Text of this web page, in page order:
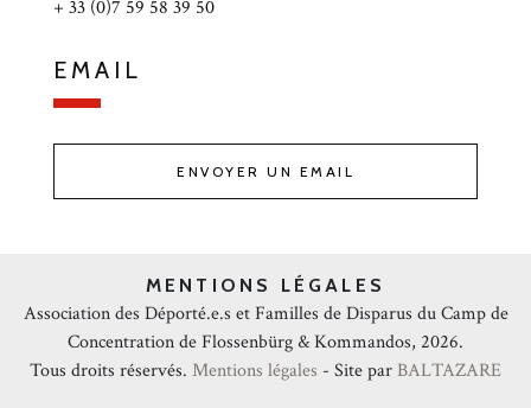
+ 33 (0)7 59 58 39 50
EMAIL
ENVOYER UN EMAIL
MENTIONS LÉGALES
Association des Déporté.e.s et Familles de Disparus du Camp de
Concentration de Flossenbürg & Kommandos, 2026.
Tous droits réservés. Mentions légales - Site par BALTAZARE